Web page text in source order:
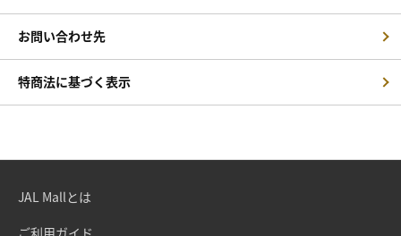
お問い合わせ先
特商法に基づく表示
JAL Mallとは